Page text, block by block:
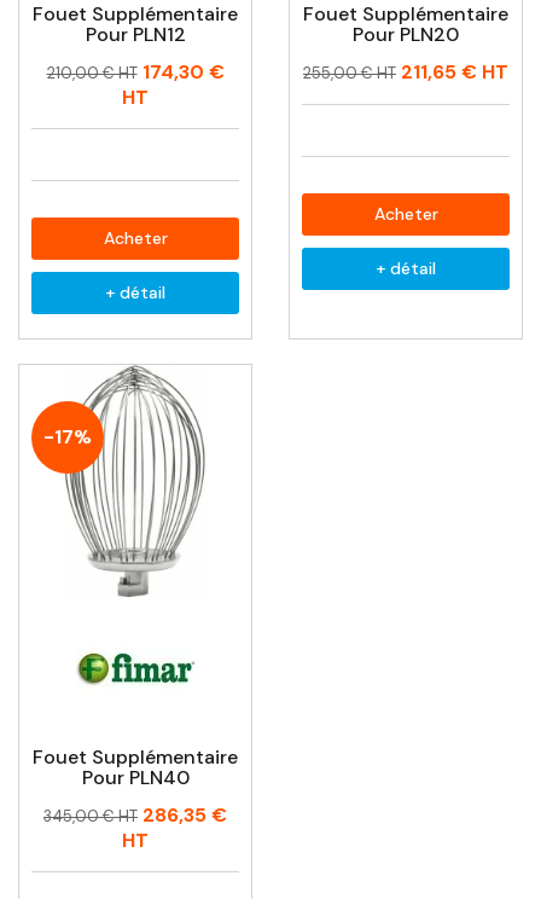
Fouet Supplémentaire
Pour PLN12
Prix
Prix
210,00 € HT 174,30 €
HT
Acheter
+ détail
Fouet Supplémentaire
Pour PLN20
Prix
Prix
255,00 € HT 211,65 € HT
Acheter
+ détail
-17%
Fouet Supplémentaire
Pour PLN40
Prix
Prix
345,00 € HT 286,35 €
HT